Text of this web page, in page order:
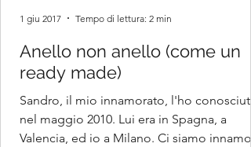
Anello non anello (come un
ready made)
Sandro, il mio innamorato, l'ho conosciuto
nel maggio 2010. Lui era in Spagna, a
Valencia, ed io a Milano. Ci siamo
1 giu 2017 Tempo di lettura: 2 min